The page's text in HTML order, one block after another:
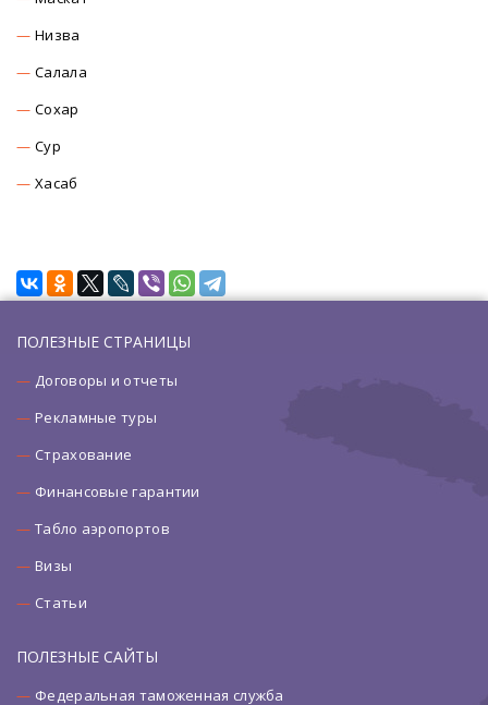
Низва
Салала
Сохар
Сур
Хасаб
ПОЛЕЗНЫЕ СТРАНИЦЫ
Договоры и отчеты
Рекламные туры
Страхование
Финансовые гарантии
Табло аэропортов
Визы
Статьи
ПОЛЕЗНЫЕ САЙТЫ
Федеральная таможенная служба